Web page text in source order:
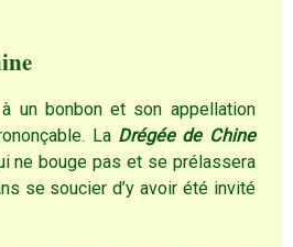
un bonbon et son appellation
La Drégée de Chine
ne bouge pas et se prélassera
se soucier d’y avoir été invité